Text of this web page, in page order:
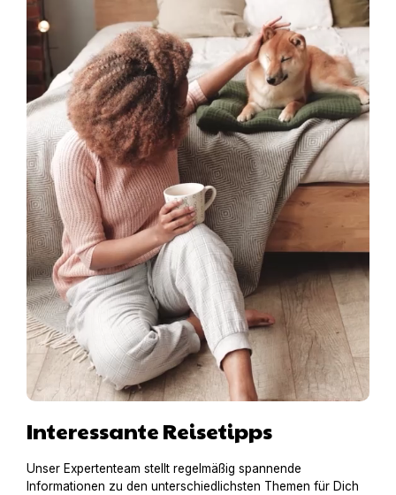
Interessante Reisetipps
Unser Expertenteam stellt regelmäßig spannende
Informationen zu den unterschiedlichsten Themen für Dich